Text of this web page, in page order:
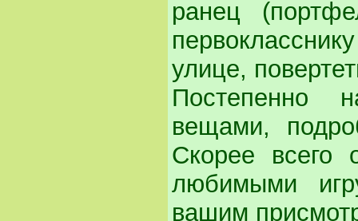
ранец
улице,
Постепенно
вещами,
Скорее всего
любимыми
вашим